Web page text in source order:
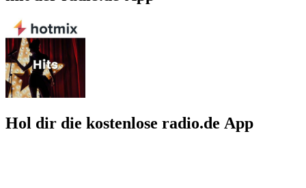
Hol dir die kostenlose radio.de App